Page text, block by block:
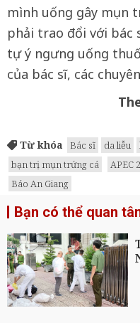
mình uống gây mụn
phải trao đổi với bác
tự ý ngưng uống
của bác sĩ, các
Từ khóa Bác sĩ da liễu
bạn trị mụn trứng cá
APEC
Báo An Giang
Bạn có thể quan